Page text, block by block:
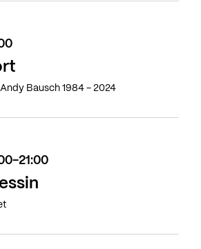
Bausch 1984 - 2024
21:00